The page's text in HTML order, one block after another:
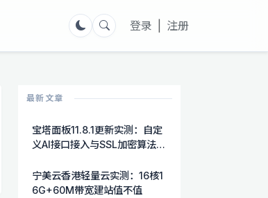
登录 注册
最新文章
宝塔面板11.8.1更新实测：自定
义AI接口接入与SSL加密算法自
宁美云香港轻量云实测：16核1
6G+60M带宽建站值不值